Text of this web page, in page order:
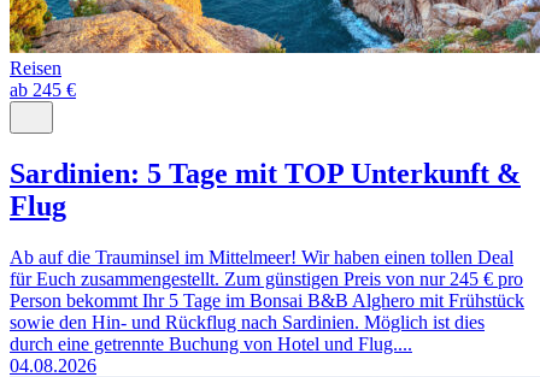
Reisen
ab 245 €
Sardinien: 5 Tage mit TOP Unterkunft &
Flug
Ab auf die Trauminsel im Mittelmeer! Wir haben einen tollen Deal
für Euch zusammengestellt. Zum günstigen Preis von nur 245 € pro
Person bekommt Ihr 5 Tage im Bonsai B&B Alghero mit Frühstück
sowie den Hin- und Rückflug nach Sardinien. Möglich ist dies
durch eine getrennte Buchung von Hotel und Flug....
04.08.2026